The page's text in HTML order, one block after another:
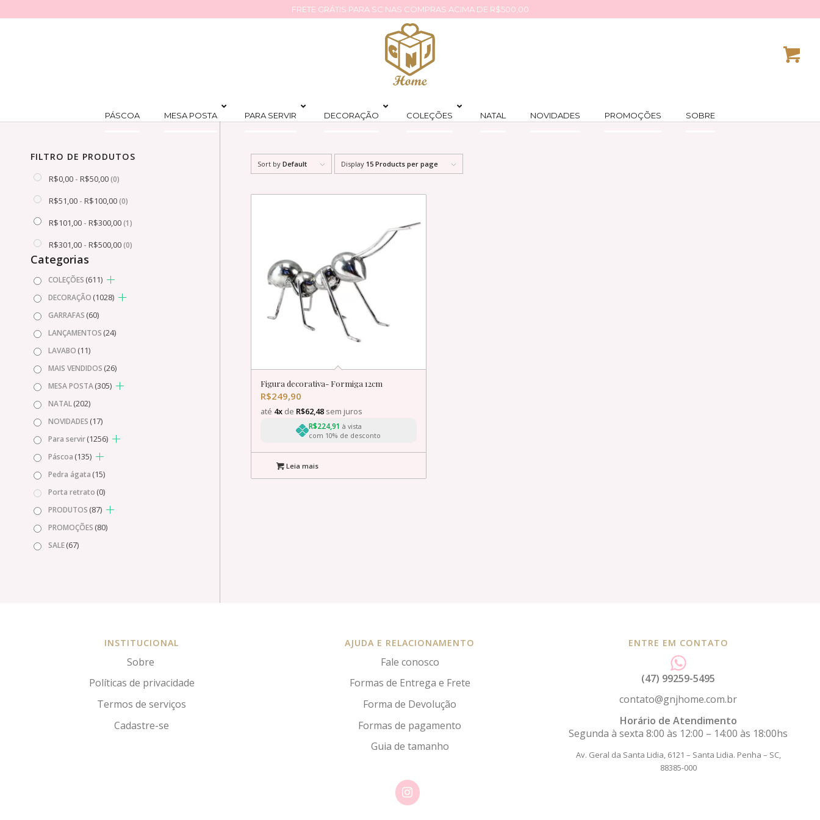
FRETE GRÁTIS PARA SC NAS COMPRAS ACIMA DE R$500,00
PÁSCOA MESA POSTA PARA SERVIR DECORAÇÃO COLEÇÕES NATAL NOVIDADES PROMOÇÕES SOBRE
Sort by Default Display 15 Products per page
Figura decorativa- Formiga 12cm
R$249,90
até 4x de R$62,48 sem juros
R$224,91 à vista
com 10% de desconto
Leia mais
FILTRO DE PRODUTOS
R$0,00 - R$50,00(0)
R$51,00 - R$100,00(0)
R$101,00 - R$300,00(1)
R$301,00 - R$500,00(0)
Categorias
COLEÇÕES (611)
DECORAÇÃO (1028)
GARRAFAS (60)
LANÇAMENTOS (24)
LAVABO (11)
MAIS VENDIDOS (26)
MESA POSTA(305)
NATAL(202)
NOVIDADES (17)
Para servir(1256)
Páscoa (135)
Pedra ágata (15)
Porta retrato (0)
PRODUTOS (87)
PROMOÇÕES (80)
SALE(67)
INSTITUCIONAL
Sobre
Políticas de privacidade
Termos de serviços
Cadastre-se
AJUDA E RELACIONAMENTO
Fale conosco
Formas de Entrega e Frete
Forma de Devolução
Formas de pagamento
Guia de tamanho
ENTRE EM CONTATO
(47) 99259-5495
contato@gnjhome.com.br
Horário de Atendimento
Segunda à sexta 8:00 às 12:00 – 14:00 às 18:00hs
Av. Geral da Santa Lidia, 6121 – Santa Lidia. Penha – SC,
88385-000